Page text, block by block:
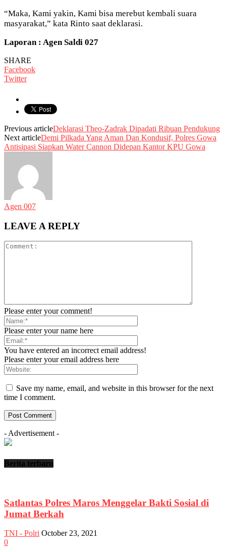
“Maka, Kami yakin, Kami bisa merebut kembali suara
masyarakat,” kata Rinto saat deklarasi.
Laporan : Agen Saldi 027
SHARE
Facebook
Twitter
Previous articleDeklarasi Theo-Zadrak Dipadati Ribuan Pendukung
Next articleDemi Pilkada Yang Aman Dan Kondusif, Polres Gowa
Antisipasi Siapkan Water Cannon Didepan Kantor KPU Gowa
Agen 007
LEAVE A REPLY
Please enter your comment!
Please enter your name here
You have entered an incorrect email address!
Please enter your email address here
Save my name, email, and website in this browser for the next
time I comment.
- Advertisement -
Berita terbaru
Satlantas Polres Maros Menggelar Bakti Sosial di
Jumat Berkah
TNI - Polri October 23, 2021
0